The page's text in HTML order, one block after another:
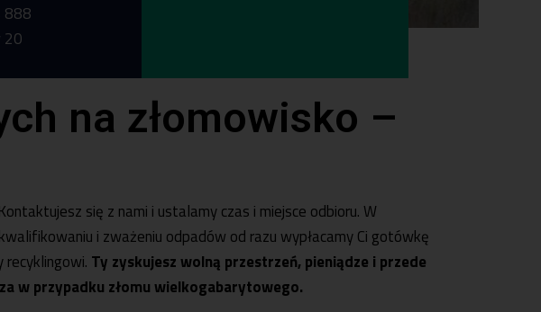
888
20
na złomowisko –
się z nami i ustalamy czas i miejsce odbioru. W
i zważeniu odpadów od razu wypłacamy Ci gotówkę
Ty zyskujesz wolną przestrzeń, pieniądze i przede
w przypadku złomu wielkogabarytowego.